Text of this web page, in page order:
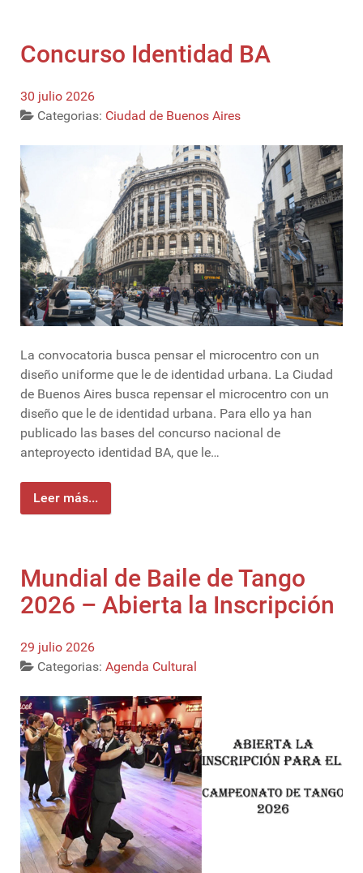
Concurso Identidad BA
30 julio 2026
Categorias: Ciudad de Buenos Aires
La convocatoria busca pensar el microcentro con un
diseño uniforme que le de identidad urbana. La Ciudad
de Buenos Aires busca repensar el microcentro con un
diseño que le de identidad urbana. Para ello ya han
publicado las bases del concurso nacional de
anteproyecto identidad BA, que le…
Leer más...
Mundial de Baile de Tango
2026 – Abierta la Inscripción
29 julio 2026
Categorias: Agenda Cultural